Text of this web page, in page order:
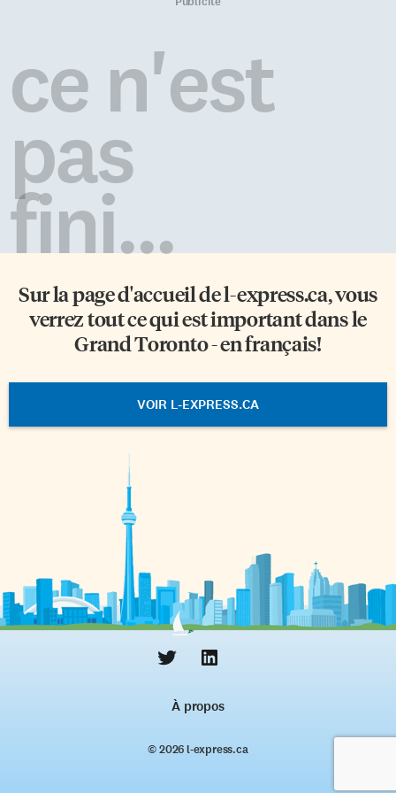
devenue directrice générale en
2016. Zaahirah Atchia succède à
Pierre Ouellette «Zaahirah
Atchia a à coeur de faire une
organisations […]
courant de ces trois derniers
mois», raconte-t-il. MSF
impartial Depuis 50 ans, MSF
ce n'est
pas
fini...
Sur la page d'accueil del-express.ca, vous
verrez tout ce qui est important dans le
Grand Toronto - en français!
VOIR L-EXPRESS.CA
À propos
© 2026 l‑express.ca